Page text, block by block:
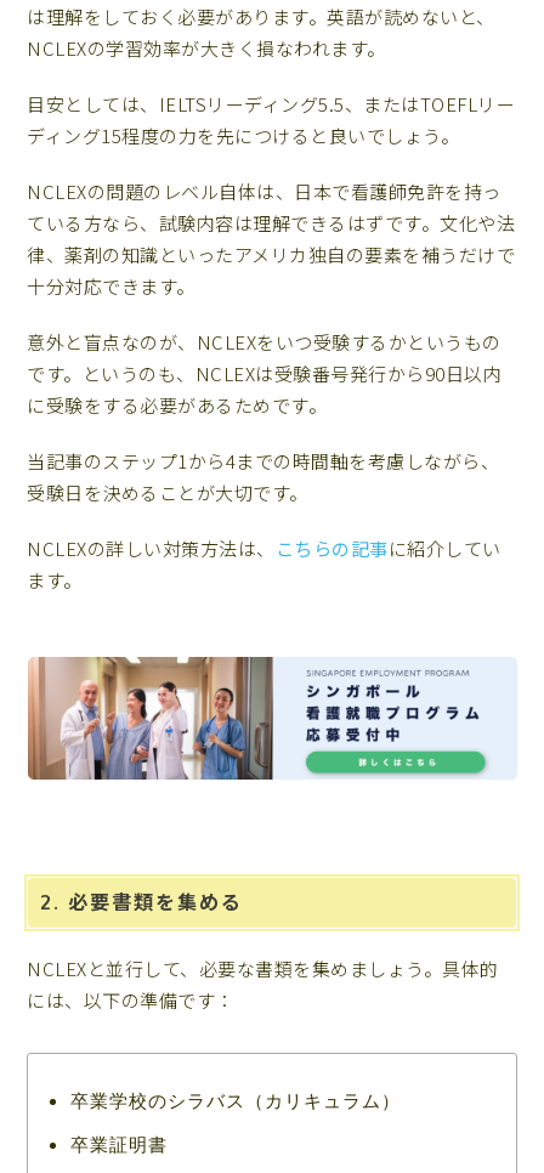
は理解をしておく必要があります。英語が読めないと、
NCLEXの学習効率が大きく損なわれます。
目安としては、IELTSリーディング5.5、またはTOEFLリー
ディング15程度の力を先につけると良いでしょう。
NCLEXの問題のレベル自体は、日本で看護師免許を持っ
ている方なら、試験内容は理解できるはずです。文化や法
律、薬剤の知識といったアメリカ独自の要素を補うだけで
十分対応できます。
意外と盲点なのが、NCLEXをいつ受験するかというもの
です。というのも、NCLEXは受験番号発行から90日以内
に受験をする必要があるためです。
当記事のステップ1から4までの時間軸を考慮しながら、
受験日を決めることが大切です。
NCLEXの詳しい対策方法は、 こちらの記事に紹介してい
ます。
2. 必要書類を集める
NCLEXと並行して、必要な書類を集めましょう。具体的
には、以下の準備です：
卒業学校のシラバス（カリキュラム）
卒業証明書